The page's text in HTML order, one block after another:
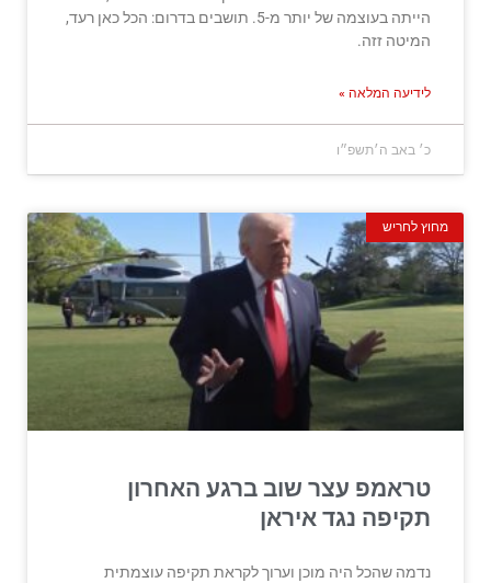
הייתה בעוצמה של יותר מ-5. תושבים בדרום: הכל כאן רעד,
המיטה זזה.
לידיעה המלאה »
כ׳ באב ה׳תשפ״ו
מחוץ לחריש
טראמפ עצר שוב ברגע האחרון
תקיפה נגד איראן
נדמה שהכל היה מוכן וערוך לקראת תקיפה עוצמתית